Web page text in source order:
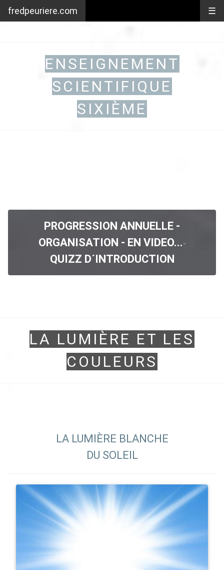
☰
fredpeuriere.com
ENSEIGNEMENT
SCIENTIFIQUE
SIXIÈME
PROGRESSION ANNUELLE -
ORGANISATION - EN VIDEO...-
QUIZZ D´INTRODUCTION
LA LUMIÈRE ET LES
COULEURS
LA LUMIÈRE BLANCHE
DU SOLEIL